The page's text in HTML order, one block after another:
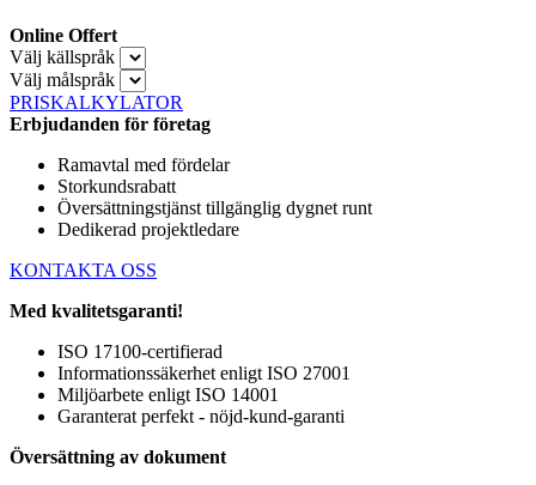
Online Offert
Välj källspråk
Välj målspråk
PRISKALKYLATOR
Erbjudanden för företag
Ramavtal med fördelar
Storkundsrabatt
Översättningstjänst tillgänglig dygnet runt
Dedikerad projektledare
KONTAKTA OSS
Med kvalitetsgaranti!
ISO 17100-certifierad
Informationssäkerhet enligt ISO 27001
Miljöarbete enligt ISO 14001
Garanterat perfekt - nöjd-kund-garanti
Översättning av dokument